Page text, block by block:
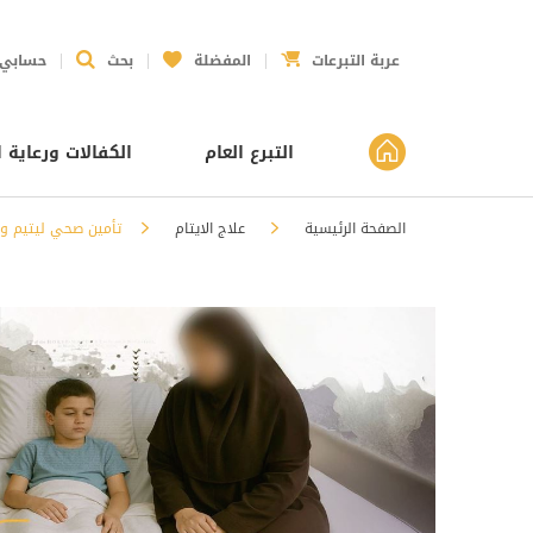
حسابي بحث المفضلة عربة التبرعات
التبرع العام الكفالات ورعاية
الصفحة الرئيسية علاج الايتام تأمين صحي ليتيم